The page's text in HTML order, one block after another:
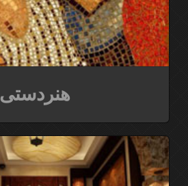
هنردستی